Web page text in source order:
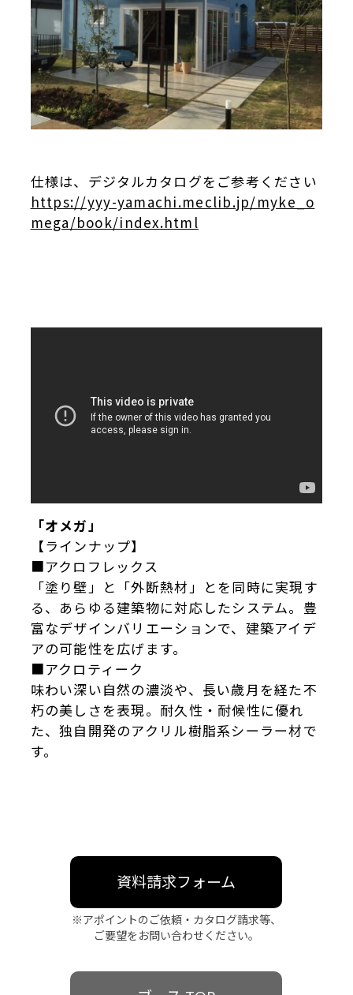
仕様は、デジタルカタログをご参考ください
https://yyy-yamachi.meclib.jp/myke_o
mega/book/index.html
「オメガ」
【ラインナップ】
■アクロフレックス
「塗り壁」と「外断熱材」とを同時に実現す
る、あらゆる建築物に対応したシステム。豊
富なデザインバリエーションで、建築アイデ
アの可能性を広げます。
■アクロティーク
味わい深い自然の濃淡や、長い歳月を経た不
朽の美しさを表現。耐久性・耐候性に優れ
た、独自開発のアクリル樹脂系シーラー材で
す。
資料請求フォーム
※アポイントのご依頼・カタログ請求等、
ご要望をお問い合わせください。